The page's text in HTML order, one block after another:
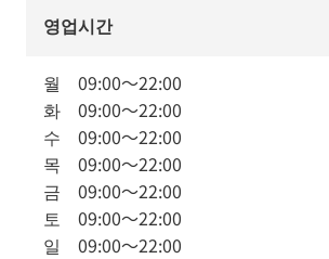
영업시간
월 09:00～22:00
화 09:00～22:00
수 09:00～22:00
목 09:00～22:00
금 09:00～22:00
토 09:00～22:00
일 09:00～22:00